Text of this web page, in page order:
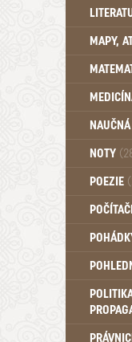
Dům a
MAPY,
Zdraví
NOTY
POEZIE
Pro